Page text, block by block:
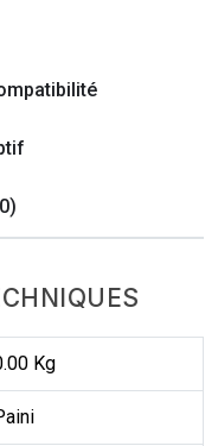
Kg